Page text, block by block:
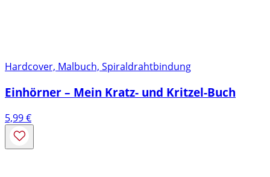
Hardcover, Malbuch, Spiraldrahtbindung
Einhörner – Mein Kratz- und Kritzel-Buch
5,99€